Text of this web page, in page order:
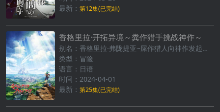
最新： 第12集(已完结)
香格里拉·开拓异境～粪作猎手挑战神作～
别名：香格里拉·弗陇提亚~屎作猎人向神作发起挑战~
类型：冒险
语言：日语
时间：2024-04-01
最新： 第25集(已完结)